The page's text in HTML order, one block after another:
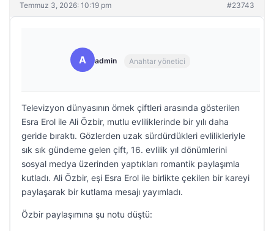
Temmuz 3, 2026: 10:19 pm #23743
A admin Anahtar yönetici
Televizyon dünyasının örnek çiftleri arasında gösterilen
Esra Erol ile Ali Özbir, mutlu evliliklerinde bir yılı daha
geride bıraktı. Gözlerden uzak sürdürdükleri evlilikleriyle
sık sık gündeme gelen çift, 16. evlilik yıl dönümlerini
sosyal medya üzerinden yaptıkları romantik paylaşımla
kutladı. Ali Özbir, eşi Esra Erol ile birlikte çekilen bir kareyi
paylaşarak bir kutlama mesajı yayımladı.
Özbir paylaşımına şu notu düştü: